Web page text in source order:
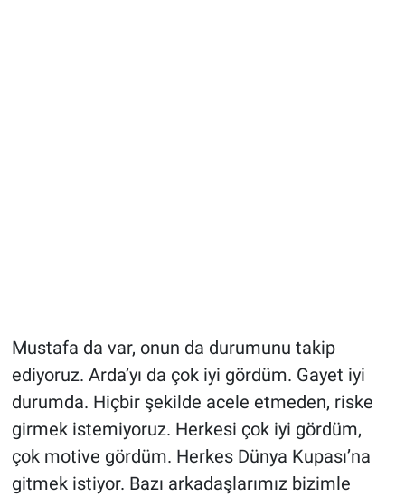
Mustafa da var, onun da durumunu takip
ediyoruz. Arda’yı da çok iyi gördüm. Gayet iyi
durumda. Hiçbir şekilde acele etmeden, riske
girmek istemiyoruz. Herkesi çok iyi gördüm,
çok motive gördüm. Herkes Dünya Kupası’na
gitmek istiyor. Bazı arkadaşlarımız bizimle